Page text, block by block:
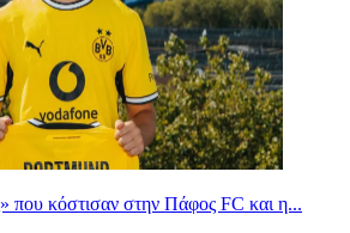
που κόστισαν στην Πάφος FC και η...